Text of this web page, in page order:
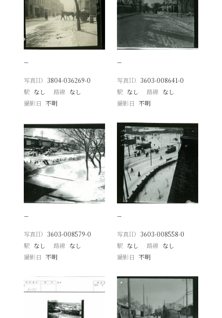
−
写真ID 3804-036269-0
駅 なし 路線 なし
撮影日
不明
−
写真ID 3603-008641-0
駅 なし 路線 なし
撮影日 不明
−
写真ID 3603-008579-0
駅 なし 路線 なし
撮影日
不明
−
写真ID 3603-008558-0
駅 なし 路線 なし
撮影日 不明